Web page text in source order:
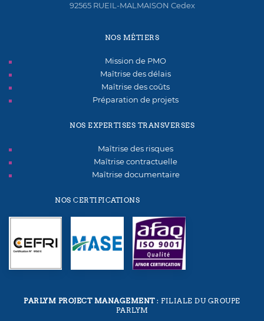
92565 RUEIL-MALMAISON Cedex
NOS MÉTIERS
Mission de PMO
Maîtrise des délais
Maîtrise des coûts
Préparation de projets
NOS EXPERTISES TRANSVERSES
Maîtrise des risques
Maîtrise contractuelle
Maîtrise documentaire
NOS CERTIFICATIONS
PARLYM PROJECT MANAGEMENT: FILIALE DU GROUPE
PARLYM